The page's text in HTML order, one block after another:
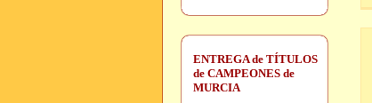
ENTREGA de TÍTULOS
de CAMPEONES de
MURCIA